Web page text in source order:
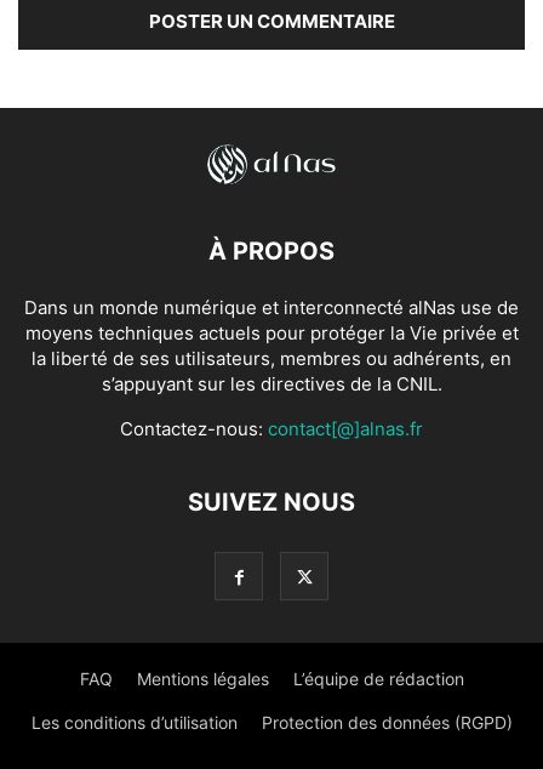
À PROPOS
Dans un monde numérique et interconnecté alNas use de
moyens techniques actuels pour protéger la Vie privée et
la liberté de ses utilisateurs, membres ou adhérents, en
s’appuyant sur les directives de la CNIL.
Contactez-nous: contact[@]alnas.fr
SUIVEZ NOUS
FAQ Mentions légales L’équipe de rédaction
Les conditions d’utilisation Protection des données (RGPD)